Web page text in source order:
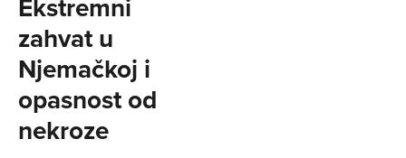
zahvat u
Njemačkoj i
opasnost od
nekroze